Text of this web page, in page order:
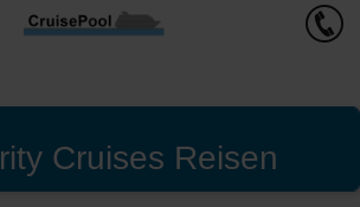
Cruises Reisen